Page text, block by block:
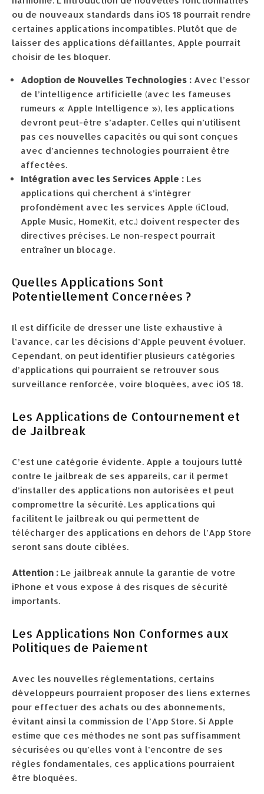
ou de nouveaux standards dans iOS 18 pourrait rendre
certaines applications incompatibles. Plutôt que de
laisser des applications défaillantes, Apple pourrait
choisir de les bloquer.
Adoption de Nouvelles Technologies : Avec l’essor
de l’intelligence artificielle (avec les fameuses
rumeurs « Apple Intelligence »), les applications
devront peut-être s’adapter. Celles qui n’utilisent
pas ces nouvelles capacités ou qui sont conçues
avec d’anciennes technologies pourraient être
affectées.
Intégration avec les Services Apple : Les
applications qui cherchent à s’intégrer
profondément avec les services Apple (iCloud,
Apple Music, HomeKit, etc.) doivent respecter des
directives précises. Le non-respect pourrait
entraîner un blocage.
Quelles Applications Sont
Potentiellement Concernées ?
Il est difficile de dresser une liste exhaustive à
l’avance, car les décisions d’Apple peuvent évoluer.
Cependant, on peut identifier plusieurs catégories
d’applications qui pourraient se retrouver sous
surveillance renforcée, voire bloquées, avec iOS 18.
Les Applications de Contournement et
de Jailbreak
C’est une catégorie évidente. Apple a toujours lutté
contre le jailbreak de ses appareils, car il permet
d’installer des applications non autorisées et peut
compromettre la sécurité. Les applications qui
facilitent le jailbreak ou qui permettent de
télécharger des applications en dehors de l’App Store
seront sans doute ciblées.
Attention : Le jailbreak annule la garantie de votre
iPhone et vous expose à des risques de sécurité
importants.
Les Applications Non Conformes aux
Politiques de Paiement
Avec les nouvelles réglementations, certains
développeurs pourraient proposer des liens externes
pour effectuer des achats ou des abonnements,
évitant ainsi la commission de l’App Store. Si Apple
estime que ces méthodes ne sont pas suffisamment
sécurisées ou qu’elles vont à l’encontre de ses
règles fondamentales, ces applications pourraient
être bloquées.